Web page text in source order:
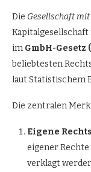
Die Gesellschaft
im GmbH-Gesetz
beliebtesten
laut Statistischem
Die zentralen
Eigene
eigener
verklagt